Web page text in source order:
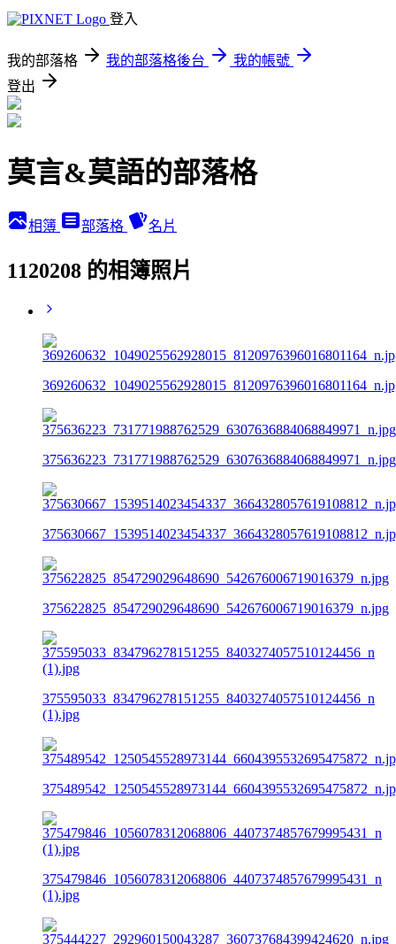
登入
我的部落格 我的部落格後台
我的帳號
登出
莫言&莫語的部落格
相簿 部落格 名片
1120208 的相簿照片
375636223_731771988762529_6307636884068849971_n.jpg
375622825_854729029648690_542676006719016379_n.jpg
375595033_834796278151255_8403274057510124456_n
(1).jpg
375479846_1056078312068806_4407374857679995431_n
(1).jpg